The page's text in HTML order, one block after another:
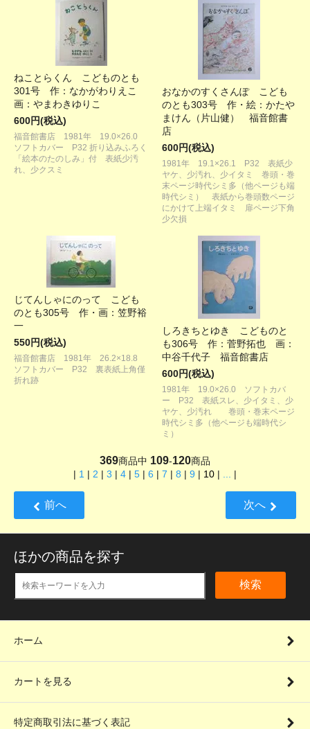
ねことらくん こどものとも
301号 作：なかがわりえこ
画：やまわきゆりこ
600円(税込)
福音館書店 1981年 19.0×26.0
ソフトカバー P32 折り込みふろく
「絵本のたのしみ」付 表紙少汚
れ、少クスミ
おなかのすくさんぽ こども
のとも303号 作・絵：かたや
まけん（片山健） 福音館書
店
600円(税込)
1981年 19.1×26.1 P32 表紙少
ヤケ、少汚れ、少イタミ 巻頭・巻
末ページ時代シミ多（他ページも端
時代シミ） 表紙から巻頭数ページ
にかけて上端イタミ 扉ページ下角
少欠損
じてんしゃにのって こども
のとも305号 作・画：笠野裕
一
550円(税込)
福音館書店 1981年 26.2×18.8
ソフトカバー P32 裏表紙上角僅
折れ跡
しろきちとゆき こどものと
も306号 作：菅野拓也 画：
中谷千代子 福音館書店
600円(税込)
1981年 19.0×26.0 ソフトカバ
ー P32 表紙スレ、少イタミ、少
ヤケ、少汚れ 巻頭・巻末ページ
時代シミ多（他ページも端時代シ
ミ）
369商品中 109-120商品
| 1 | 2 | 3 | 4 | 5 | 6 | 7 | 8 | 9 | 10 | ... |
前へ 次へ
ほかの商品を探す
検索
ホーム
カートを見る
特定商取引法に基づく表記